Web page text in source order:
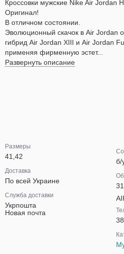
Кроссовки мужские Nike Air Jordan
Оригинал!
В отличном состоянии.
Эволюционный скачок в Air Jordan
гибрид Air Jordan XIII и Air Jordan
применяя фирменную эстет...
Развернуть описание
Размеры
41,42
Доставка
По всей Украине
Служба доставки
Укрпошта
Новая почта
б/